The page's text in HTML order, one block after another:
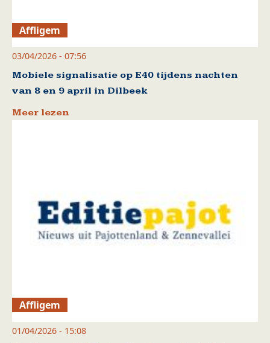
Affligem
03/04/2026 - 07:56
Mobiele signalisatie op E40 tijdens nachten
van 8 en 9 april in Dilbeek
Meer lezen
Affligem
01/04/2026 - 15:08